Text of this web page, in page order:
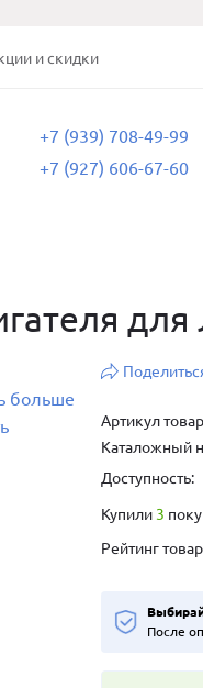
и скидки
+7 (939) 708-49-99
+7 (927) 606-67-60
для
больше
Артикул
Каталожный
Доступность:
Купили 3
Рейтинг
После